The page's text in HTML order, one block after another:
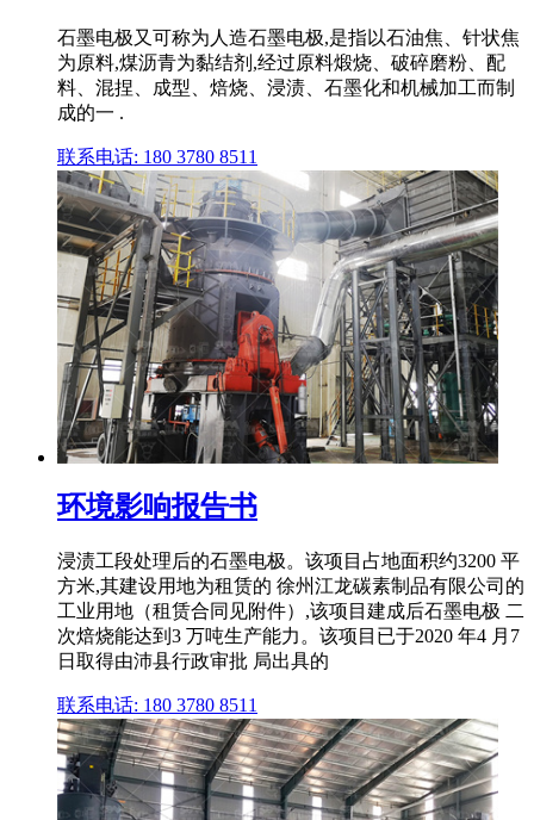
石墨电极又可称为人造石墨电极,是指以石油焦、针状焦
为原料,煤沥青为黏结剂,经过原料煅烧、破碎磨粉、配
料、混捏、成型、焙烧、浸渍、石墨化和机械加工而制
成的一 .
联系电话: 180 3780 8511
环境影响报告书
浸渍工段处理后的石墨电极。该项目占地面积约3200 平
方米,其建设用地为租赁的 徐州江龙碳素制品有限公司的
工业用地（租赁合同见附件）,该项目建成后石墨电极 二
次焙烧能达到3 万吨生产能力。该项目已于2020 年4 月7
日取得由沛县行政审批 局出具的
联系电话: 180 3780 8511